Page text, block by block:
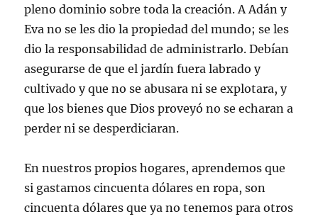
pleno dominio sobre toda la creación. A Adán y
Eva no se les dio la propiedad del mundo; se les
dio la responsabilidad de administrarlo. Debían
asegurarse de que el jardín fuera labrado y
cultivado y que no se abusara ni se explotara, y
que los bienes que Dios proveyó no se echaran a
perder ni se desperdiciaran.
En nuestros propios hogares, aprendemos que
si gastamos cincuenta dólares en ropa, son
cincuenta dólares que ya no tenemos para otros